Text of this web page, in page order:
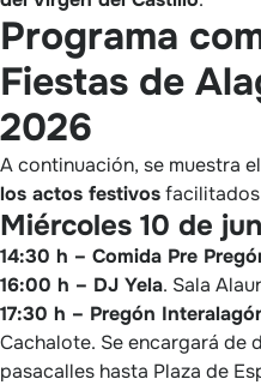
Programa
Fiestas de
2026
A continuación, se muestra el
los actos festivos
Miércoles 10 de
14:30 h – Comida Pre
16:00 h – DJ Yela. Sala
17:30 h – Pregón
Cachalote. Se encargará de
pasacalles hasta Plaza de